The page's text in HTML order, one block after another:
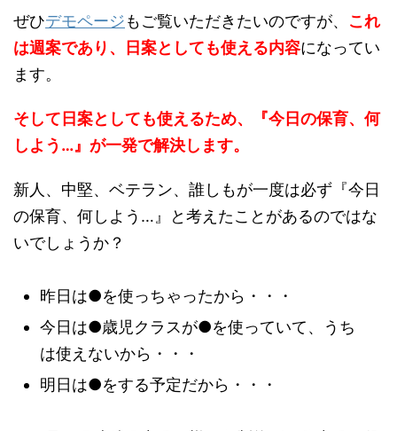
ぜひデモページもご覧いただきたいのですが、 これ
は週案であり、日案としても使える内容になってい
ます。
そして日案としても使えるため、『今日の保育、何
しよう…』が一発で解決します。
新人、中堅、ベテラン、誰しもが一度は必ず『今日
の保育、何しよう…』と考えたことがあるのではな
いでしょうか？
昨日は●を使っちゃったから・・・
今日は●歳児クラスが●を使っていて、うち
は使えないから・・・
明日は●をする予定だから・・・